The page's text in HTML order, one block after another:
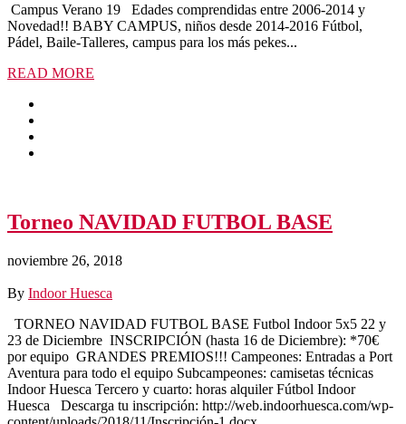
Campus Verano 19 Edades comprendidas entre 2006-2014 y
Novedad!! BABY CAMPUS, niños desde 2014-2016 Fútbol,
Pádel, Baile-Talleres, campus para los más pekes...
READ MORE
Torneo NAVIDAD FUTBOL BASE
noviembre 26, 2018
By Indoor Huesca
TORNEO NAVIDAD FUTBOL BASE Futbol Indoor 5x5 22 y
23 de Diciembre INSCRIPCIÓN (hasta 16 de Diciembre): *70€
por equipo GRANDES PREMIOS!!! Campeones: Entradas a Port
Aventura para todo el equipo Subcampeones: camisetas técnicas
Indoor Huesca Tercero y cuarto: horas alquiler Fútbol Indoor
Huesca Descarga tu inscripción: http://web.indoorhuesca.com/wp-